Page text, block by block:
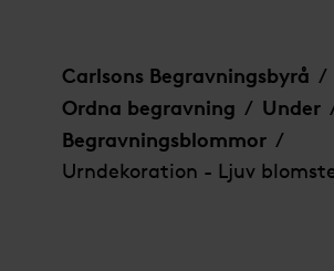
Carlsons Begravningsbyrå /
Ordna begravning / Under
Begravningsblommor /
Urndekoration - Ljuv